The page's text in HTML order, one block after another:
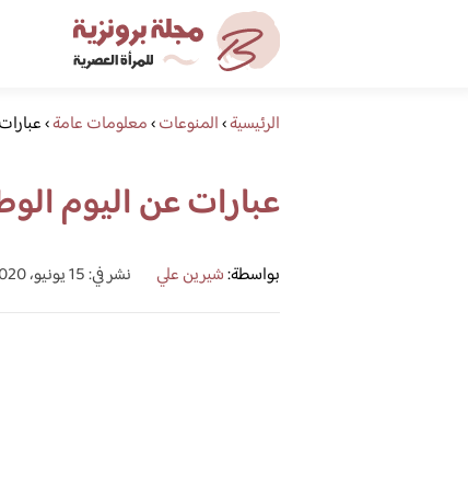
الرئيسية›المنوعات›معلومات عامة›
عبارات عن اليوم
بواسطة:شيرين علي نشر في: 15 يونيو، 2020